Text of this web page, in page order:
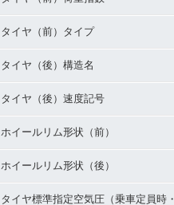
タイヤ（前）タイプ
タイヤ（後）構造名
タイヤ（後）速度記号
ホイールリム形状（前）
ホイールリム形状（後）
タイヤ標準指定空気圧（乗車定員時・